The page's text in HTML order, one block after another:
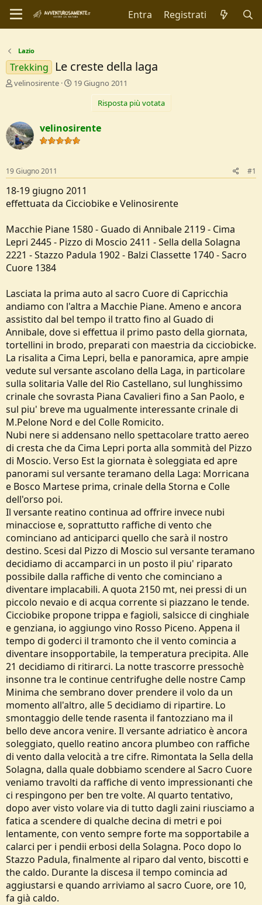
Entra Registrati
Lazio
Trekking Le creste della laga
C
t
o
r
D
i
s
c
u
s
i
o
n
e
velinosirente
D
d
i
I
z
i
19 Giugno 2011
Risposta più votata
velinosirente
19 Giugno 2011 #1
18-19 giugno 2011
effettuata da Cicciobike e Velinosirente
Macchie Piane 1580 - Guado di Annibale 2119 - Cima
Lepri 2445 - Pizzo di Moscio 2411 - Sella della Solagna
2221 - Stazzo Padula 1902 - Balzi Classette 1740 - Sacro
Cuore 1384
Lasciata la prima auto al sacro Cuore di Capricchia
andiamo con l'altra a Macchie Piane. Ameno e ancora
assistito dal bel tempo il tratto fino al Guado di
Annibale, dove si effettua il primo pasto della giornata,
tortellini in brodo, preparati con maestria da cicciobicke.
La risalita a Cima Lepri, bella e panoramica, apre ampie
vedute sul versante ascolano della Laga, in particolare
sulla solitaria Valle del Rio Castellano, sul lunghissimo
crinale che sovrasta Piana Cavalieri fino a San Paolo, e
sul piu' breve ma ugualmente interessante crinale di
M.Pelone Nord e del Colle Romicito.
Nubi nere si addensano nello spettacolare tratto aereo
di cresta che da Cima Lepri porta alla sommità del Pizzo
di Moscio. Verso Est la giornata è soleggiata ed apre
panorami sul versante teramano della Laga: Morricana
e Bosco Martese prima, crinale della Storna e Colle
dell'orso poi.
Il versante reatino continua ad offrire invece nubi
minacciose e, soprattutto raffiche di vento che
cominciano ad anticiparci quello che sarà il nostro
destino. Scesi dal Pizzo di Moscio sul versante teramano
decidiamo di accamparci in un posto il piu' riparato
possibile dalla raffiche di vento che cominciano a
diventare implacabili. A quota 2150 mt, nei pressi di un
piccolo nevaio e di acqua corrente si piazzano le tende.
Cicciobike propone trippa e fagioli, salsicce di cinghiale
e genziana, io aggiungo vino Rosso Piceno. Appena il
tempo di goderci il tramonto che il vento comincia a
diventare insopportabile, la temperatura precipita. Alle
21 decidiamo di ritirarci. La notte trascorre pressochè
insonne tra le continue centrifughe delle nostre Camp
Minima che sembrano dover prendere il volo da un
momento all'altro, alle 5 decidiamo di ripartire. Lo
smontaggio delle tende rasenta il fantozziano ma il
bello deve ancora venire. Il versante adriatico è ancora
soleggiato, quello reatino ancora plumbeo con raffiche
di vento dalla velocità a tre cifre. Rimontata la Sella della
Solagna, dalla quale dobbiamo scendere al Sacro Cuore
veniamo travolti da raffiche di vento impressionanti che
ci respingono per ben tre volte. Al quarto tentativo,
dopo aver visto volare via di tutto dagli zaini riusciamo a
fatica a scendere di qualche decina di metri e poi
lentamente, con vento sempre forte ma sopportabile a
calarci per i pendii erbosi della Solagna. Poco dopo lo
Stazzo Padula, finalmente al riparo dal vento, biscotti e
the caldo. Durante la discesa il tempo comincia ad
aggiustarsi e quando arriviamo al sacro Cuore, ore 10,
fa già caldo.